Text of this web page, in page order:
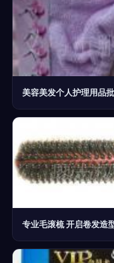
专业毛滚梳 开启卷发造